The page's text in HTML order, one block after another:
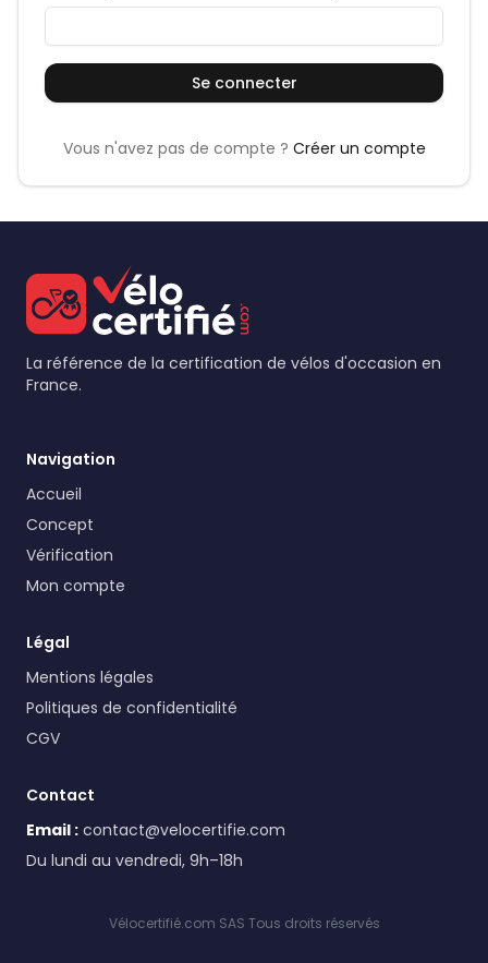
Se connecter
Vous n'avez pas de compte ? Créer un compte
La référence de la certification de vélos d'occasion en
France.
Navigation
Accueil
Concept
Vérification
Mon compte
Légal
Mentions légales
Politiques de confidentialité
CGV
Contact
Email : contact@velocertifie.com
Du lundi au vendredi, 9h–18h
Vélocertifié.com SAS Tous droits réservés